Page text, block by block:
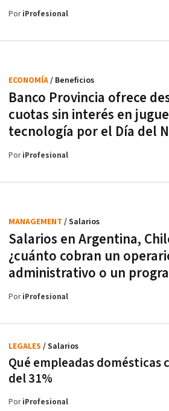
PoriProfesional
Banco Provincia ofrece
cuotas sin interés en
tecnología por el Día del
ECONOMÍA/ Beneficios
PoriProfesional
Salarios en Argentina,
¿cuánto cobran un
administrativo o un
MANAGEMENT / Salarios
PoriProfesional
Qué empleadas domésticas
del 31%
LEGALES / Salarios
PoriProfesional